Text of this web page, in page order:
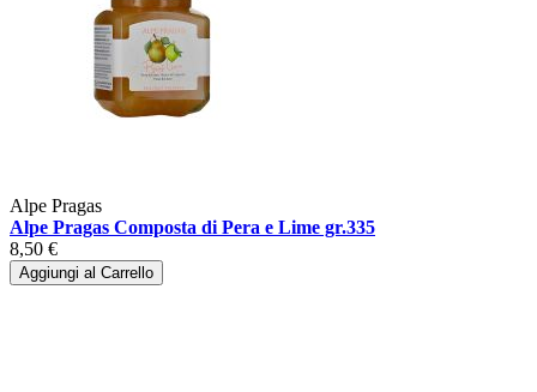
Alpe Pragas
Alpe Pragas Composta di Pera e Lime gr.335
8,50 €
Aggiungi al Carrello